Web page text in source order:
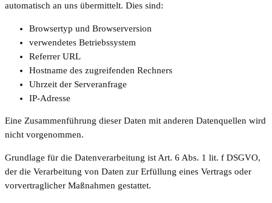
automatisch an uns übermittelt. Dies sind:
Browsertyp und Browserversion
verwendetes Betriebssystem
Referrer URL
Hostname des zugreifenden Rechners
Uhrzeit der Serveranfrage
IP-Adresse
Eine Zusammenführung dieser Daten mit anderen Datenquellen wird
nicht vorgenommen.
Grundlage für die Datenverarbeitung ist Art. 6 Abs. 1 lit. f DSGVO,
der die Verarbeitung von Daten zur Erfüllung eines Vertrags oder
vorvertraglicher Maßnahmen gestattet.